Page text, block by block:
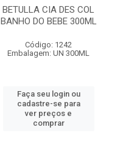
BETULLA CIA DES COL
BANHO DO BEBE 300ML
Código: 1242
Embalagem: UN 300ML
Faça seu login ou
cadastre-se para
ver preços e
comprar